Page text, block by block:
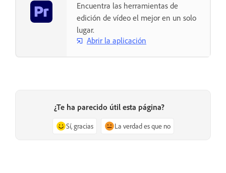
Encuentra las herramientas de
edición de vídeo el mejor en un solo
lugar.
Abrir la aplicación
¿Te ha parecido útil esta página?
Sí, gracias La verdad es que no